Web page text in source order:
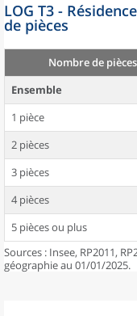
LOG T3 -
de pièces
Nombre de pièces
Ensemble
1 pièce
2 pièces
3 pièces
4 pièces
5 pièces ou plus
Sources : Insee, RP2011,
géographie au 01/01/2025.